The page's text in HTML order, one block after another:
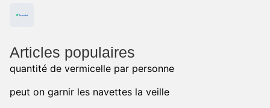
Articles populaires
quantité de vermicelle par personne
peut on garnir les navettes la veille